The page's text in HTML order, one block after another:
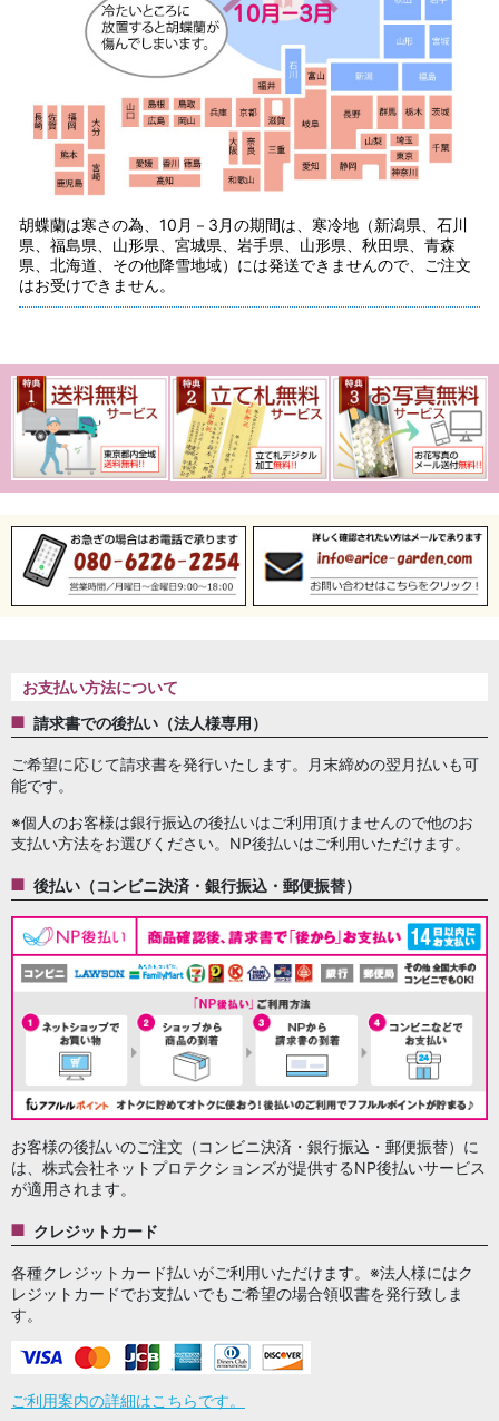
胡蝶蘭は寒さの為、10月－3月の期間は、寒冷地（新潟県、石川
県、福島県、山形県、宮城県、岩手県、山形県、秋田県、青森
県、北海道、その他降雪地域）には発送できませんので、ご注文
はお受けできません。
お支払い方法について
請求書での後払い（法人様専用）
ご希望に応じて請求書を発行いたします。月末締めの翌月払いも可
能です。
※個人のお客様は銀行振込の後払いはご利用頂けませんので他のお
支払い方法をお選びください。NP後払いはご利用いただけます。
後払い（コンビニ決済・銀行振込・郵便振替）
お客様の後払いのご注文（コンビニ決済・銀行振込・郵便振替）に
は、株式会社ネットプロテクションズが提供するNP後払いサービス
が適用されます。
クレジットカード
各種クレジットカード払いがご利用いただけます。※法人様にはク
レジットカードでお支払いでもご希望の場合領収書を発行致しま
す。
ご利用案内の詳細はこちらです。